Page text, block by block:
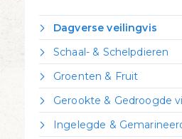
Dagverse veilingvis
Dorade Royal
Forel
Griet
Heek
Hondshaai
Kabeljauw
Schaal- & Schelpdieren
Crevettes vannamei
Garnalen gepeld
Garnalen ongepeld
Kreeft Canadees
Groenten & Fruit
Citroen
Zeekraal
Gerookte & Gedroogde
Gerookte forel
Ingelegde &